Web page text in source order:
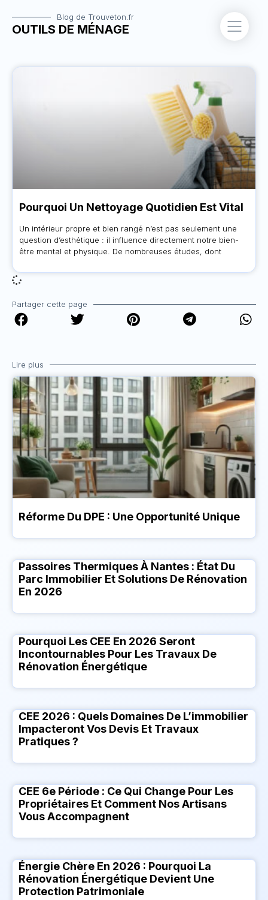
Blog de Trouveton.fr
OUTILS DE MÉNAGE
Pourquoi Un Nettoyage Quotidien Est Vital
Un intérieur propre et bien rangé n’est pas seulement une
question d’esthétique : il influence directement notre bien-
être mental et physique. De nombreuses études, dont
Partager cette page
Lire plus
Réforme Du DPE : Une Opportunité Unique
Passoires Thermiques À Nantes : État Du
Parc Immobilier Et Solutions De Rénovation
En 2026
Pourquoi Les CEE En 2026 Seront
Incontournables Pour Les Travaux De
Rénovation Énergétique
CEE 2026 : Quels Domaines De L’immobilier
Impacteront Vos Devis Et Travaux
Pratiques ?
CEE 6e Période : Ce Qui Change Pour Les
Propriétaires Et Comment Nos Artisans
Vous Accompagnent
Énergie Chère En 2026 : Pourquoi La
Rénovation Énergétique Devient Une
Protection Patrimoniale